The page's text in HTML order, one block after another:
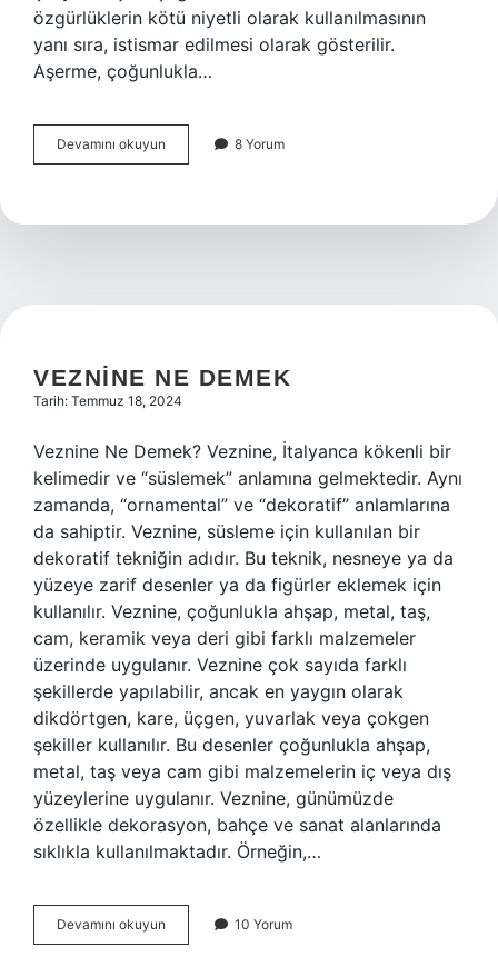
özgürlüklerin kötü niyetli olarak kullanılmasının
yanı sıra, istismar edilmesi olarak gösterilir.
Aşerme, çoğunlukla…
Devamını okuyun
ne
8 Yorum
VEZNINE NE DEMEK
Tarih: Temmuz 18, 2024
Veznine Ne Demek? Veznine, İtalyanca kökenli bir
kelimedir ve “süslemek” anlamına gelmektedir. Aynı
zamanda, “ornamental” ve “dekoratif” anlamlarına
da sahiptir. Veznine, süsleme için kullanılan bir
dekoratif tekniğin adıdır. Bu teknik, nesneye ya da
yüzeye zarif desenler ya da figürler eklemek için
kullanılır. Veznine, çoğunlukla ahşap, metal, taş,
cam, keramik veya deri gibi farklı malzemeler
üzerinde uygulanır. Veznine çok sayıda farklı
şekillerde yapılabilir, ancak en yaygın olarak
dikdörtgen, kare, üçgen, yuvarlak veya çokgen
şekiller kullanılır. Bu desenler çoğunlukla ahşap,
metal, taş veya cam gibi malzemelerin iç veya dış
yüzeylerine uygulanır. Veznine, günümüzde
özellikle dekorasyon, bahçe ve sanat alanlarında
sıklıkla kullanılmaktadır. Örneğin,…
Devamını okuyun
ne
10 Yorum